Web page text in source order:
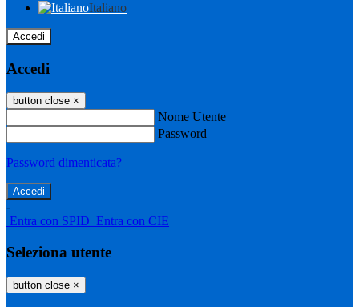
Italiano
Accedi
Accedi
button close ×
Nome Utente
Password
Password dimenticata?
-
Entra con SPID Entra con CIE
Seleziona utente
button close ×